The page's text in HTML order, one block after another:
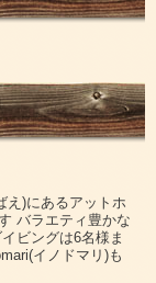
え)にあるアットホ
バラエティ豊かな
ビングは6名様ま
イノドマリ)も